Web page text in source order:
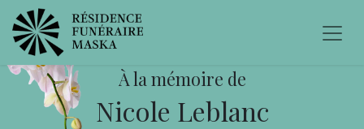
À la mémoire de
Nicole Leblanc